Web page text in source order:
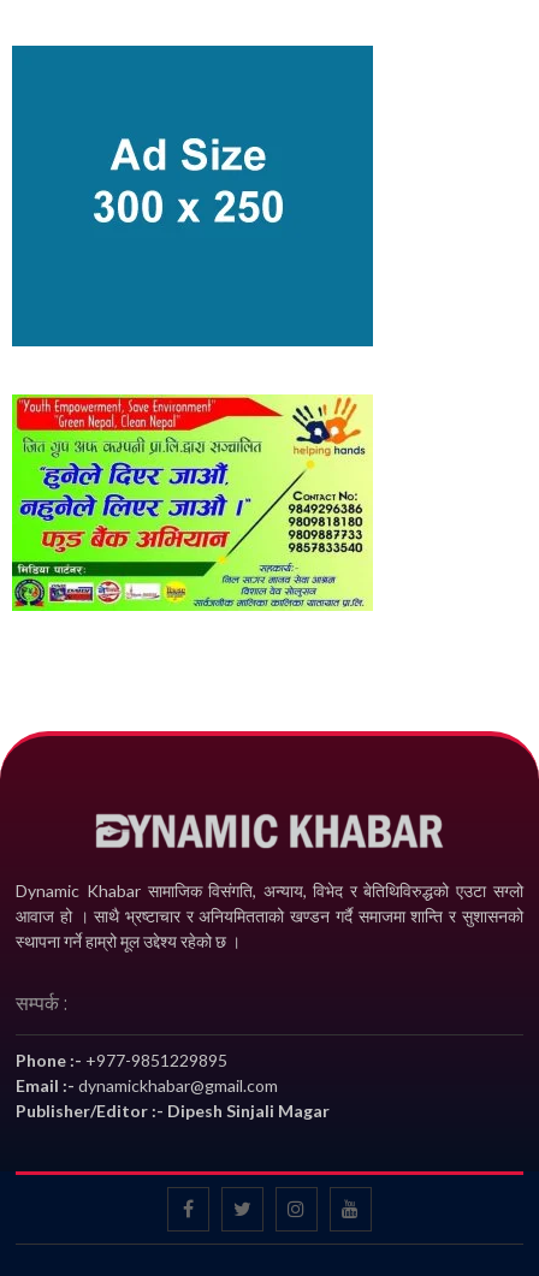
Dynamic Khabar सामाजिक विसंगति, अन्याय, विभेद­ र बेतिथिविरुद्धको एउटा सग्लो
आवाज हो । साथै भ्रष्टाचार र अनियमितताको खण्डन गर्दै समाजमा शान्ति र सुशासनको
स्थापना गर्ने हाम्रो मूल उद्देश्य रहेको छ ।
सम्पर्क :
Phone :- +977-9851229895
Email :-dynamickhabar@gmail.com
Publisher/Editor :- Dipesh Sinjali Magar